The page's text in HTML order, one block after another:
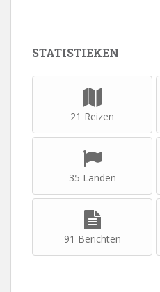
STATISTIEKEN
21 Reizen
35 Landen
91 Berichten